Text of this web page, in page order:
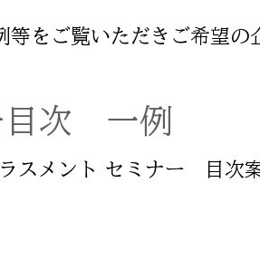
等をご覧いただきご希望
目次 一例
スメント セミナー 目次